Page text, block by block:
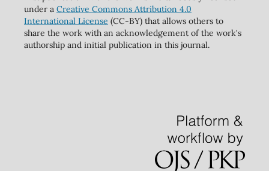
under a Creative Commons Attribution 4.0
International License (CC-BY) that allows others to
share the work with an acknowledgement of the work's
authorship and initial publication in this journal.